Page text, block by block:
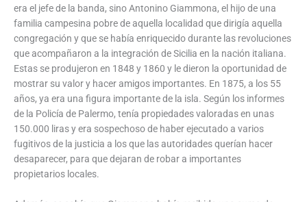
era el jefe de la banda, sino Antonino Giammona, el hijo de una
familia campesina pobre de aquella localidad que dirigía aquella
congregación y que se había enriquecido durante las revoluciones
que acompañaron a la integración de Sicilia en la nación italiana.
Estas se produjeron en 1848 y 1860 y le dieron la oportunidad de
mostrar su valor y hacer amigos importantes. En 1875, a los 55
años, ya era una figura importante de la isla. Según los informes
de la Policía de Palermo, tenía propiedades valoradas en unas
150.000 liras y era sospechoso de haber ejecutado a varios
fugitivos de la justicia a los que las autoridades querían hacer
desaparecer, para que dejaran de robar a importantes
propietarios locales.